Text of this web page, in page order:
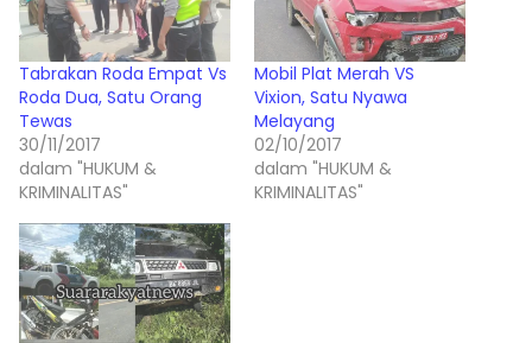
Tabrakan Roda Empat Vs
Roda Dua, Satu Orang
Tewas
30/11/2017
dalam "HUKUM &
KRIMINALITAS"
Mobil Plat Merah VS
Vixion, Satu Nyawa
Melayang
02/10/2017
dalam "HUKUM &
KRIMINALITAS"